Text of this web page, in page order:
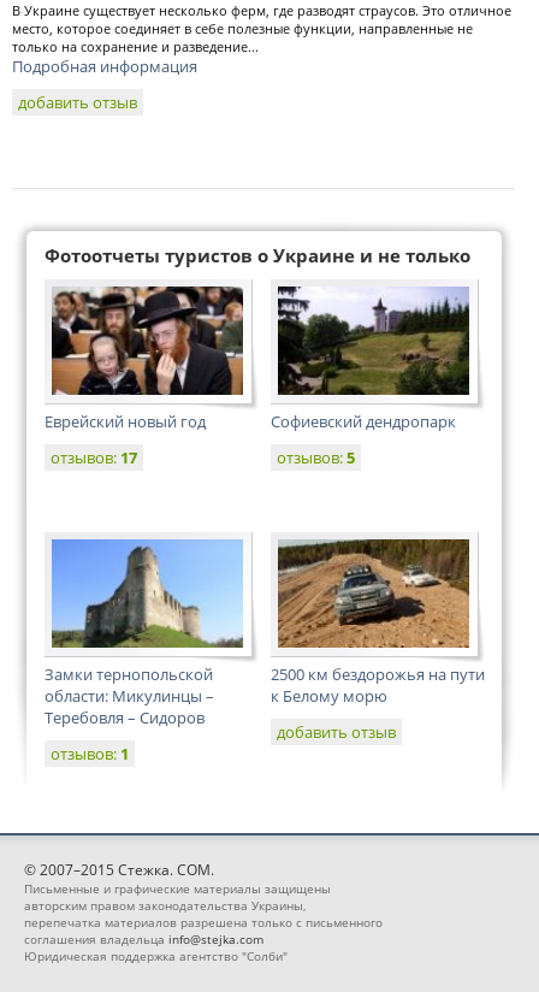
В Украине существует несколько ферм, где разводят страусов. Это отличное
место, которое соединяет в себе полезные функции, направленные не
только на сохранение и разведение...
Подробная информация
добавить отзыв
Фотоотчеты туристов о Украине и не только
Еврейский новый год
отзывов: 17
Софиевский дендропарк
отзывов:5
Замки тернопольской
области: Микулинцы –
Теребовля – Сидоров
отзывов: 1
2500 км бездорожья на пути
к Белому морю
добавить отзыв
© 2007–2015 Стежка. COM.
Письменные и графические материалы защищены
авторским правом законодательства Украины,
перепечатка материалов разрешена только с письменного
соглашения владельца info@stejka.com
Юридическая поддержка агентство "Солби"